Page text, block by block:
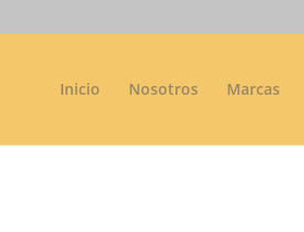
Inicio Nosotros Marcas